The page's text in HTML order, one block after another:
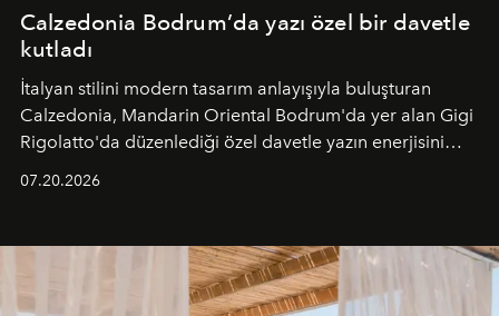
Calzedonia Bodrum’da yazı özel bir davetle
kutladı
İtalyan stilini modern tasarım anlayışıyla buluşturan
Calzedonia, Mandarin Oriental Bodrum'da yer alan Gigi
Rigolatto'da düzenlediği özel davetle yazın enerjisini
07.20.2026